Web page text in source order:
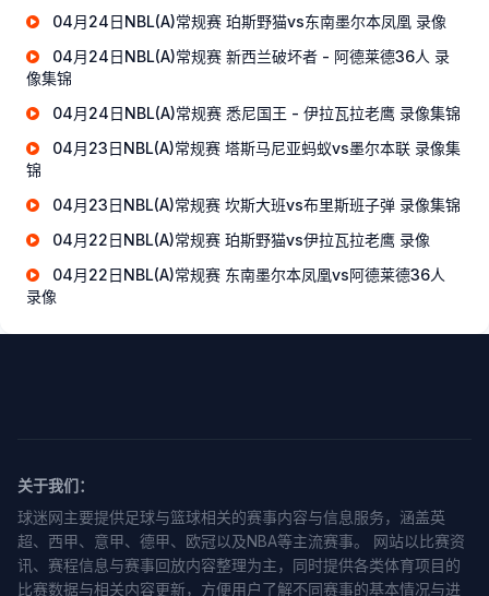
04月24日NBL(A)常规赛 珀斯野猫vs东南墨尔本凤凰 录像
04月24日NBL(A)常规赛 新西兰破坏者 - 阿德莱德36人 录
像集锦
04月24日NBL(A)常规赛 悉尼国王 - 伊拉瓦拉老鹰 录像集锦
04月23日NBL(A)常规赛 塔斯马尼亚蚂蚁vs墨尔本联 录像集
锦
04月23日NBL(A)常规赛 坎斯大班vs布里斯班子弹 录像集锦
04月22日NBL(A)常规赛 珀斯野猫vs伊拉瓦拉老鹰 录像
04月22日NBL(A)常规赛 东南墨尔本凤凰vs阿德莱德36人
录像
关于我们：
球迷网主要提供足球与篮球相关的赛事内容与信息服务，涵盖英
超、西甲、意甲、德甲、欧冠以及NBA等主流赛事。 网站以比赛资
讯、赛程信息与赛事回放内容整理为主，同时提供各类体育项目的
比赛数据与相关内容更新，方便用户了解不同赛事的基本情况与进